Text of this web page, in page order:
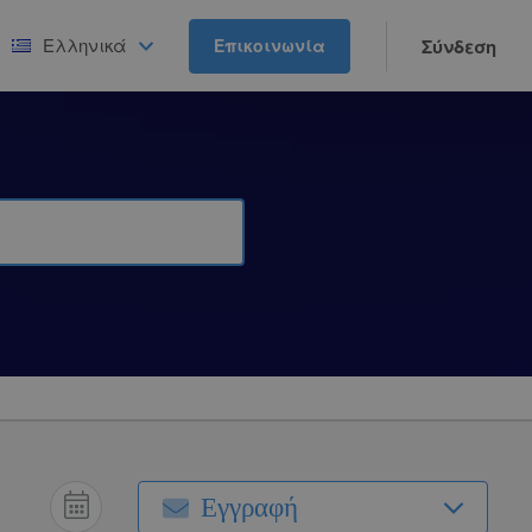
Ελληνικά Επικοινωνία Σύνδεση
Εγγραφή